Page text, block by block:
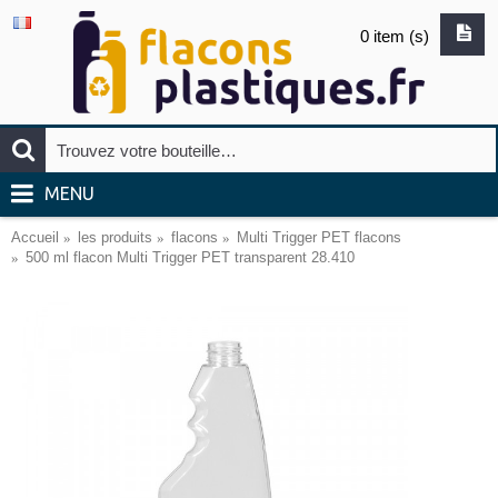
0 item (s)
MENU
Accueil les produits flacons
Multi Trigger PET flacons
500 ml flacon Multi Trigger PET transparent 28.410